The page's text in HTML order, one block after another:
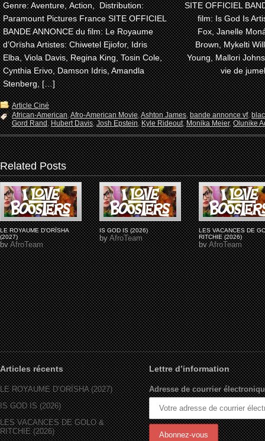
Genre: Aventure, Action, Distribution:
Paramount Pictures France SITE OFFICIEL
BANDE ANNONCE du film: Le Royaume
d’Orïsha Artistes: Chiwetel Ejiofor, Idris
Elba, Viola Davis, Regina King, Tosin Cole,
Cynthia Erivo, Damson Idris, Amandla
Stenberg, […]
SITE OFFICIEL
film: Is God Is
Fox, Janelle
Brown, Mykelti
Young, Mallori
vie de
Article Ciné
African-American,Afro-American Movie,Ashton James,bande annonce vf,
Gord Rand,Hubert Davis,Josh Epstein,Kyle Rideout,Monika Meier,Olunike
Related Posts
LE ROYAUME D'ORÏSHA
(2027)
byAfroTeam
IS GOD IS (2026)
byAfroTeam
LES VACANCES DE
RITCHIE (2026)
byAfroTeam
Articles récents
LE ROYAUME D’ORÏSHA (2027)
IS GOD IS (2026)
LES VACANCES DE GOLO &
RITCHIE (2026)
Lettre d’information
Adresse de courrier